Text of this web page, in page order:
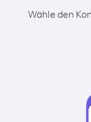
Wähle den